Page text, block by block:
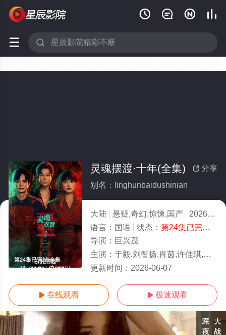
   
 
第24集已完结/全集
 分享
灵魂摆渡·十年(全集)
别名：linghunbaidushinian
大陆 悬疑,奇幻,惊悚,国产 2026
6.0
语言： 国语 状态： 第24集已完结
导演： 巨兴茂
主演： 于毅,刘智扬,肖茵,许佳琪,姜馥颐,顾振翔,马凡丁,边程,简宇熙,美懿,朱超艺,李羽桐,田广宇,杨子睿,郭信如,涂冰,闫可
更新时间： 2026-06-07
 在线观看  极速观看